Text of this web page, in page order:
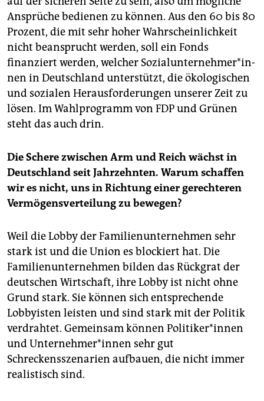
Ansprüche bedienen zu können. Aus den 60 bis 80
Prozent, die mit sehr hoher Wahrscheinlichkeit
nicht beansprucht werden, soll ein Fonds
finanziert werden, welcher So­zial­un­ter­neh­me­r*in­
nen in Deutschland unterstützt, die ökologischen
und sozialen Herausforderungen unserer Zeit zu
lösen. Im Wahlprogramm von FDP und Grünen
steht das auch drin.
Die Schere zwischen Arm und Reich wächst in
Deutschland seit Jahrzehnten. Warum schaffen
wir es nicht, uns in Richtung einer gerechteren
Vermögensverteilung zu bewegen?
Weil die Lobby der Familienunternehmen sehr
stark ist und die Union es blockiert hat. Die
Familienunternehmen bilden das Rückgrat der
deutschen Wirtschaft, ihre Lobby ist nicht ohne
Grund stark. Sie können sich entsprechende
Lobbyisten leisten und sind stark mit der Politik
verdrahtet. Gemeinsam können Po­li­ti­ke­r*in­nen
und Un­ter­neh­me­r*in­nen sehr gut
Schreckensszenarien aufbauen, die nicht immer
realistisch sind.